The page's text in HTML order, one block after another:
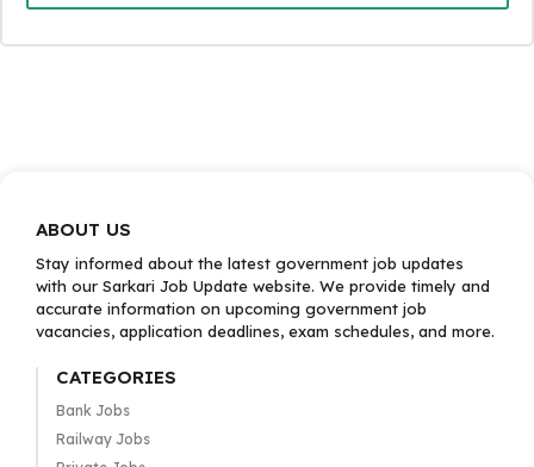
ABOUT US
Stay informed about the latest government job updates
with our Sarkari Job Update website. We provide timely and
accurate information on upcoming government job
vacancies, application deadlines, exam schedules, and more.
CATEGORIES
Bank Jobs
Railway Jobs